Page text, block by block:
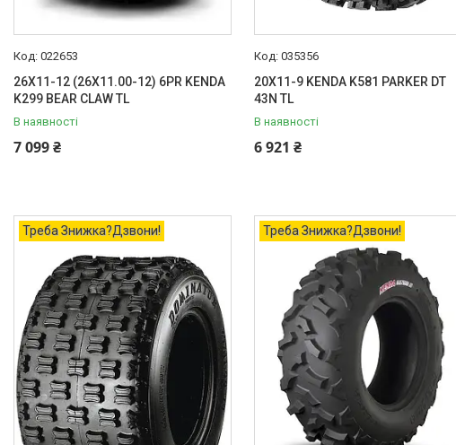
022653
26X11-12 (26X11.00-12) 6PR KENDA
K299 BEAR CLAW TL
В наявності
7 099 ₴
035356
20X11-9 KENDA K581 PARKER DT
43N TL
В наявності
6 921 ₴
Треба Знижка?Дзвони! Треба Знижка?Дзвони!